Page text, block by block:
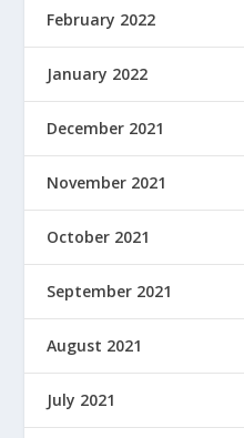
February 2022
January 2022
December 2021
November 2021
October 2021
September 2021
August 2021
July 2021